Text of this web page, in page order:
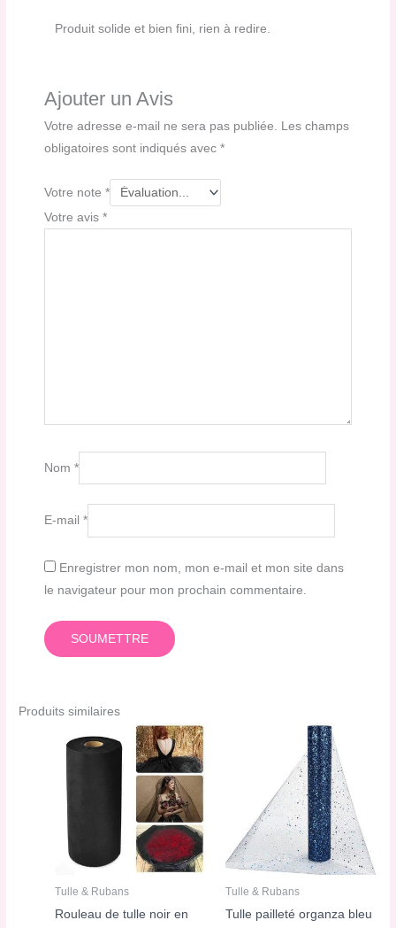
Produit solide et bien fini, rien à redire.
Ajouter un Avis
Votre adresse e-mail ne sera pas publiée.
Les champs
obligatoires sont indiqués avec*
Votre note*
Votre avis*
Nom*
E-mail*
Enregistrer mon nom, mon e-mail et mon site dans
le navigateur pour mon prochain commentaire.
Produits similaires
Tulle & Rubans
Rouleau de tulle noir en
Tulle & Rubans
Tulle pailleté organza bleu